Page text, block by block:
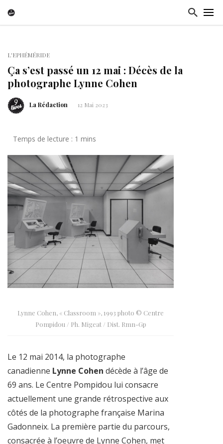
L'EPHÉMÉRIDE
Ça s’est passé un 12 mai : Décès de la
photographe Lynne Cohen
La Rédaction 12 Mai 2023
Lynne Cohen, « Classroom », 1993 photo © Centre
Pompidou / Ph. Migeat / Dist. Rmn-Gp
Le 12 mai 2014, la photographe
canadienne Lynne Cohen décède à l’âge de
69 ans. Le Centre Pompidou lui consacre
actuellement une grande rétrospective aux
côtés de la photographe française Marina
Gadonneix. La première partie du parcours,
consacrée à l’oeuvre de Lynne Cohen, met